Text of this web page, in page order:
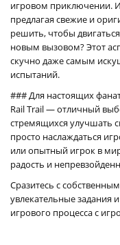
игровом приключении.
предлагая свежие и
решить, чтобы
новым вызовом? Этот
скучно даже самым
испытаний.
### Для настоящих
Rail Trail — отличный
стремящихся улучшать
просто наслаждаться
или опытный игрок в
радость и
Сразитесь с
увлекательные задания
игрового процесса с